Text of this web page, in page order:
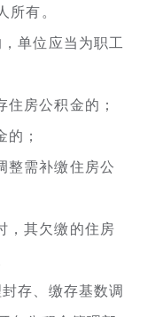
所有。
单位应当为职工
住房公积金的；
的；
整需补缴住房公
，其欠缴的住房
存、缴存基数调